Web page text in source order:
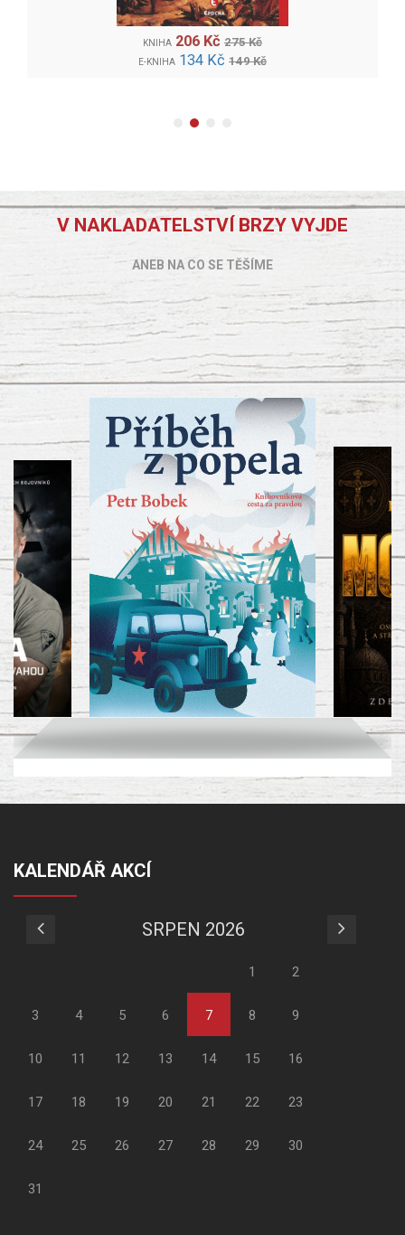
KNIHA 206 Kč 275 Kč
E-KNIHA 134 Kč 149 Kč
V NAKLADATELSTVÍ BRZY VYJDE
ANEB NA CO SE TĚŠÍME
KALENDÁŘ AKCÍ
SRPEN 2026
1 2
3 4 5 6 7 8 9
10 11 12 13 14 15 16
17 18 19 20 21 22 23
24 25 26 27 28 29 30
31